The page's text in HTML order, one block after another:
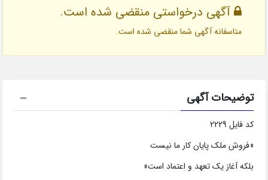
آگهی درخواستی منقضی شده است.
متاسفانه آگهی شما منقضی شده است.
توضیحات آگهی
کد فایل 2229
«فروش ملک پایان کار ما نیست
بلکه آغاز یک تعهد و اعتماد است»